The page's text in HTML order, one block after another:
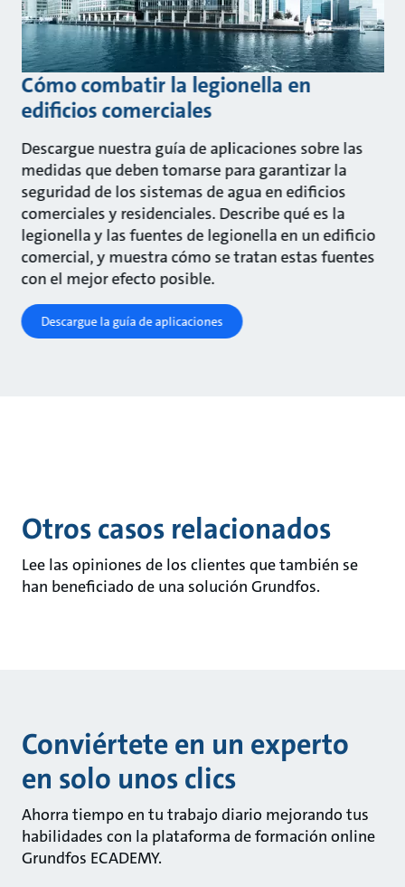
Cómo combatir la legionella en
edificios comerciales
Descargue nuestra guía de aplicaciones sobre las
medidas que deben tomarse para garantizar la
seguridad de los sistemas de agua en edificios
comerciales y residenciales. Describe qué es la
legionella y las fuentes de legionella en un edificio
comercial, y muestra cómo se tratan estas fuentes
con el mejor efecto posible.
Descargue la guía de aplicaciones
Otros casos relacionados
Lee las opiniones de los clientes que también se
han beneficiado de una solución Grundfos.
Conviértete en un experto
en solo unos clics
Ahorra tiempo en tu trabajo diario mejorando tus
habilidades con la plataforma de formación online
Grundfos ECADEMY.